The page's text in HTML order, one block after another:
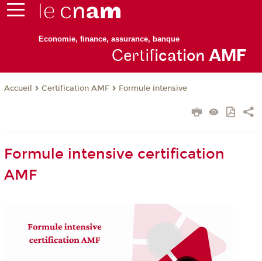
Economie, finance, assurance, banque
Certification AMF
Accueil Certification AMF Formule intensive
Formule intensive certification
AMF